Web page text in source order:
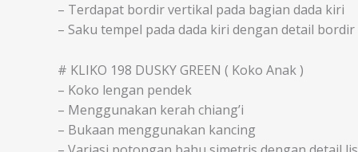
– Terdapat bordir vertikal pada bagian dada kiri
– Saku tempel pada dada kiri dengan detail bordir
# KLIKO 198 DUSKY GREEN ( Koko Anak )
– Koko lengan pendek
– Menggunakan kerah chiang’i
– Bukaan menggunakan kancing